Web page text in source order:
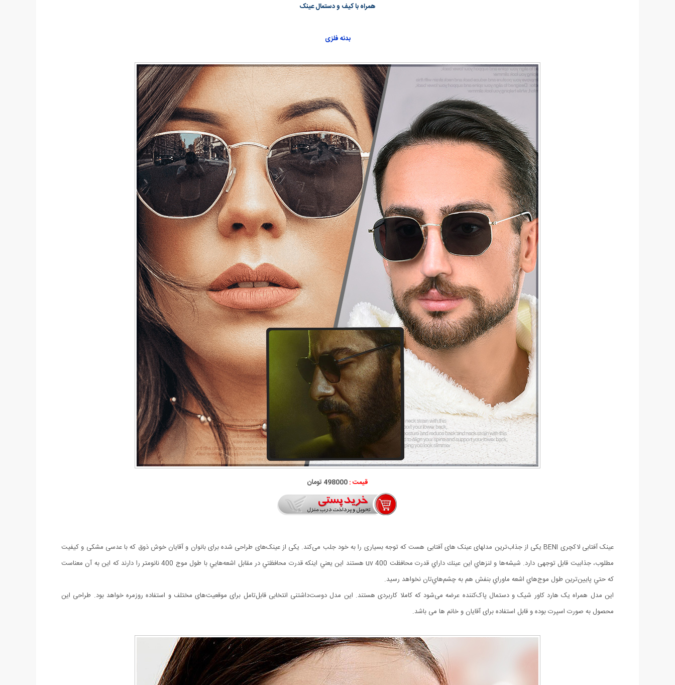
همراه با کیف و دستمال عینک
بدنه فلزی
قیمت :498000 تومان
عینک آفتابی لاکچری BENI یکی از جذاب‌ترین مدلهای عینک های آفتابی هست که توجه بسیاری را به خود جلب می‌کند. یکی از عینک‌های طراحی شده برای بانوان و آقایان خوش ذوق که با عدسی مشکی و کیفیت
مطلوب، جذابیت قابل‌ توجهی دارد. شيشه‌ها و لنزهاي این عينك داراي قدرت محافظت uv 400 هستند اين يعني اينكه قدرت محافظتي در مقابل اشعه‌هايي با طول موج 400 نانومتر را دارند كه اين به آن معناست
كه حتي پايين‌ترين طول موج‌هاي اشعه ماوراي بنفش هم به چشم‌هاي‌تان نخواهد رسيد.
این مدل همراه یک هارد کاور شیک و دستمال پاک‌کننده عرضه می‌شود که کاملا کاربردی هستند. این مدل دوست‌داشتنی انتخابی قابل‌تامل برای موقعیت‌های مختلف و استفاده روزمرهخواهد بود. طراحی این
محصول به صورت اسپرت بوده و قابل استفاده برای آقایان و خانم ها می باشد.